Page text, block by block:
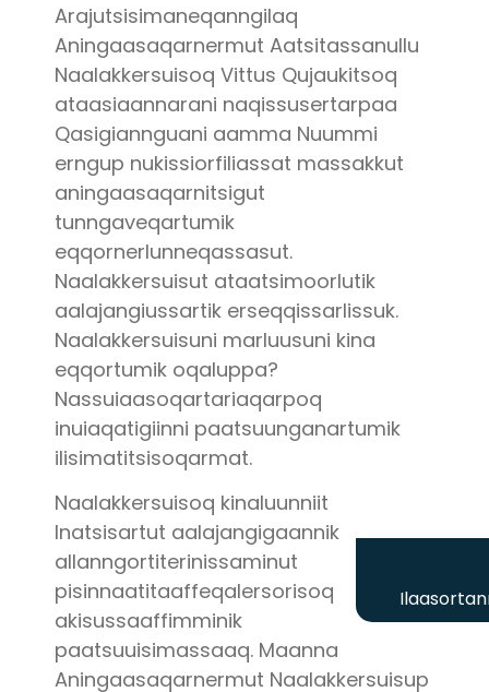
Arajutsisimaneqanngilaq
Aningaasaqarnermut Aatsitassanullu
Naalakkersuisoq Vittus Qujaukitsoq
ataasiaannarani naqissusertarpaa
Qasigiannguani aamma Nuummi
erngup nukissiorfiliassat massakkut
aningaasaqarnitsigut
tunngaveqartumik
eqqornerlunneqassasut.
Naalakkersuisut ataatsimoorlutik
aalajangiussartik erseqqissarlissuk.
Naalakkersuisuni marluusuni kina
eqqortumik oqaluppa?
Nassuiaasoqartariaqarpoq
inuiaqatigiinni paatsuunganartumik
ilisimatitsisoqarmat.
Naalakkersuisoq kinaluunniit
Inatsisartut aalajangigaannik
allanngortiterinissaminut
pisinnaatitaaffeqalersorisoq
akisussaaffimminik
paatsuuisimassaaq. Maanna
Aningaasaqarnermut Naalakkersuisup